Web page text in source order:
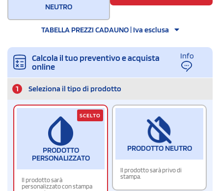
NEUTRO
TABELLA PREZZI CADAUNO | Iva esclusa
Calcola il tuo preventivo e acquista
online
Info
1 Seleziona il tipo di prodotto
PRODOTTO
PERSONALIZZATO
Il prodotto sarà
personalizzato con stampa
SCELTO
PRODOTTO NEUTRO
Il prodotto sarà privo di
stampa.